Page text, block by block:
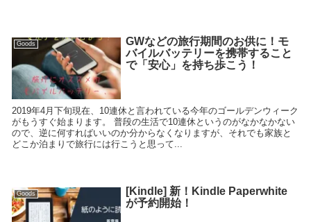
Goods
GWなどの旅行期間のお供に！モ
バイルバッテリーを携帯すること
で「安心」を持ち歩こう！
2019年4月下旬現在、10連休と言われている今年のゴールデンウィーク
がもうすぐ始まります。 普段の生活で10連休というのがなかなかない
ので、逆に何すればいいのか分からなくなりますが、それでも家族と
どこか泊まりで旅行には行こうと思って...
Goods
[Kindle] 新！Kindle Paperwhite
が予約開始！